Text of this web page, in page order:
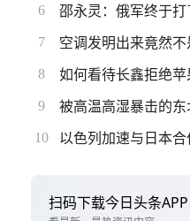
6 邵永灵：俄军终于
7 空调发明出来竟然
8 如何看待长鑫拒绝
9 被高温高湿暴击的
10 以色列加速与日本
扫码下载今日头条APP